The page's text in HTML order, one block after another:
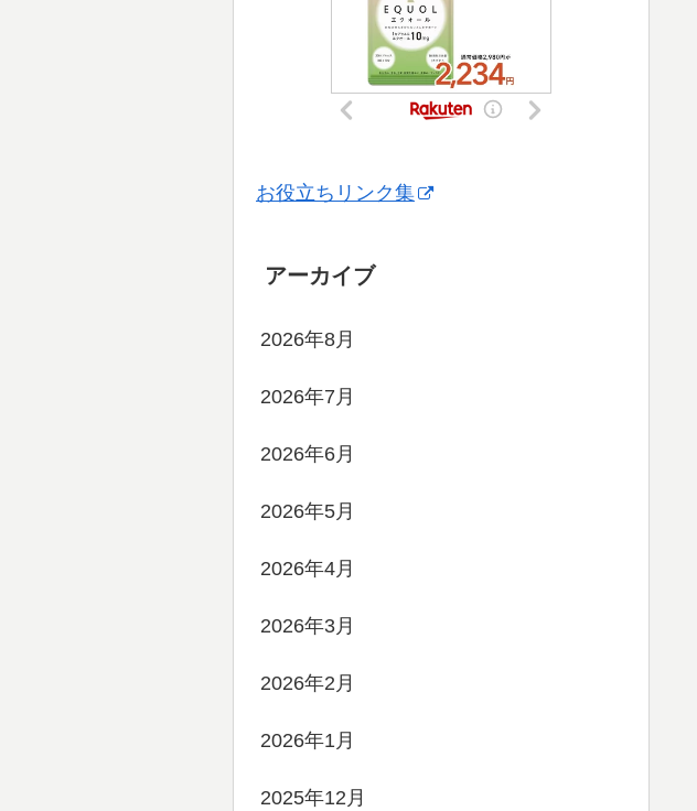
お役立ちリンク集
アーカイブ
2026年8月
2026年7月
2026年6月
2026年5月
2026年4月
2026年3月
2026年2月
2026年1月
2025年12月